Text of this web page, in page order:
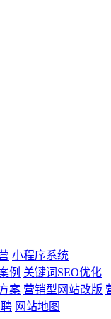
小程序系统
例 关键词SEO优化
案 营销型网站改版
网站地图